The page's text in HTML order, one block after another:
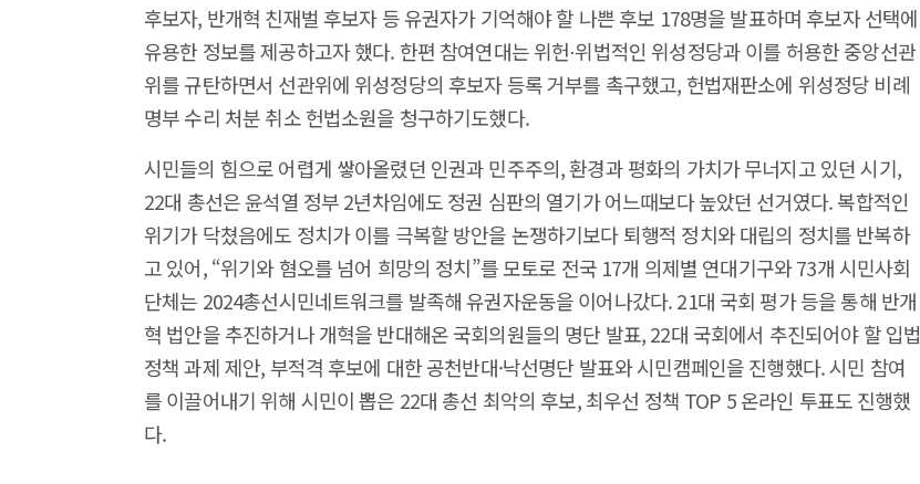
후보자, 반개혁 친재벌 후보자 등 유권자가 기억해야 할 나쁜 후보 178명을 발표하며 후보자 선택에
유용한 정보를 제공하고자 했다. 한편 참여연대는 위헌⋅위법적인 위성정당과 이를 허용한 중앙선관
위를 규탄하면서 선관위에 위성정당의 후보자 등록 거부를 촉구했고, 헌법재판소에 위성정당 비례
명부 수리 처분 취소 헌법소원을 청구하기도했다.
시민들의 힘으로 어렵게 쌓아올렸던 인권과 민주주의, 환경과 평화의 가치가 무너지고 있던 시기,
22대 총선은 윤석열 정부 2년차임에도 정권 심판의 열기가 어느때보다 높았던 선거였다. 복합적인
위기가 닥쳤음에도 정치가 이를 극복할 방안을 논쟁하기보다 퇴행적 정치와 대립의 정치를 반복하
고 있어, “위기와 혐오를 넘어 희망의 정치”를 모토로 전국 17개 의제별 연대기구와 73개 시민사회
단체는 2024총선시민네트워크를 발족해 유권자운동을 이어나갔다. 21대 국회 평가 등을 통해 반개
혁 법안을 추진하거나 개혁을 반대해온 국회의원들의 명단 발표, 22대 국회에서 추진되어야 할 입법
정책 과제 제안, 부적격 후보에 대한 공천반대·낙선명단 발표와 시민캠페인을 진행했다. 시민 참여
를 이끌어내기 위해 시민이 뽑은 22대 총선 최악의 후보, 최우선 정책 TOP 5 온라인 투표도 진행했
다.